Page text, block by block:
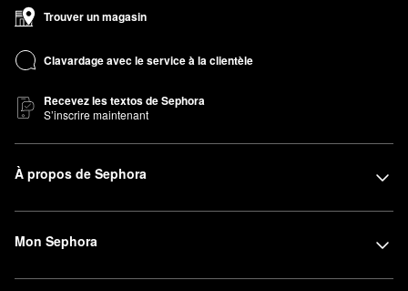
Trouver un magasin
Clavardage avec le service à la clientèle
Recevez les textos de Sephora
S’inscrire maintenant
À propos de Sephora
Mon Sephora